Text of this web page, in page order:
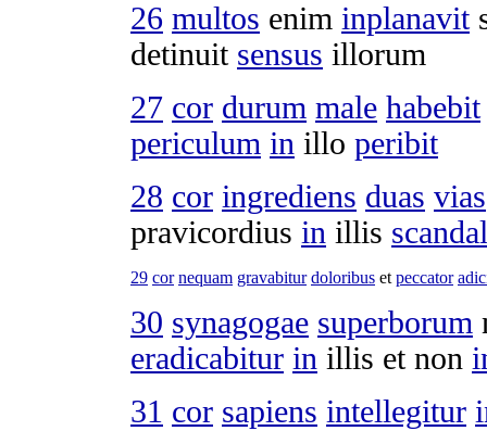
26 multos enim inplanavit
detinuit sensus illorum
27 cor durum male habebit
periculum in illo peribit
28 cor ingrediens duas vias
pravicordius in illis
29 cor nequam gravabitur doloribus et peccator
30 synagogae superborum
eradicabitur in illis et non
31 cor sapiens intellegitur